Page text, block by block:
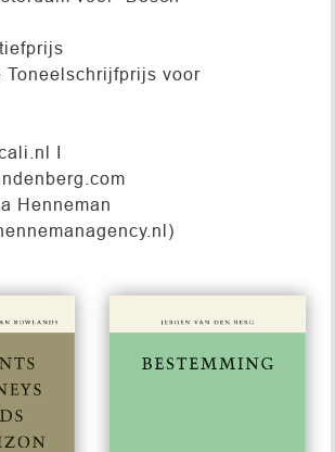
Toneelschrijfprijs voor
I
Henneman